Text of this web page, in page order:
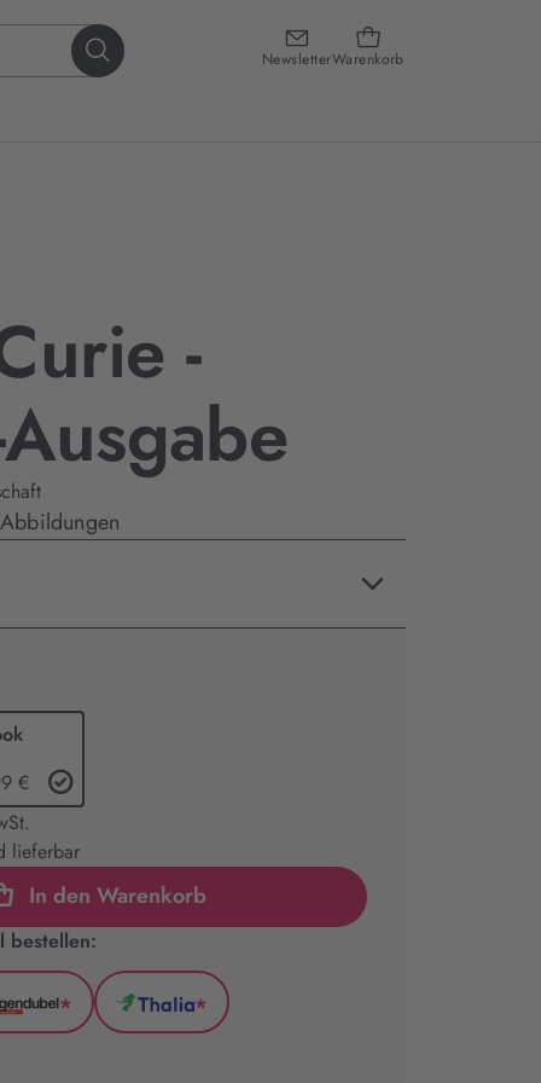
NewsletterWarenkorb
-
€
lieferbar
In den Warenkorb
bestellen:
Hugendubel
*
Thalia
*